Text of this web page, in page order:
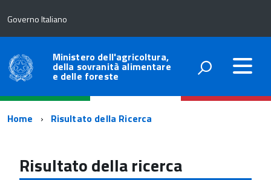
Governo Italiano
Ministero dell'agricoltura,
della sovranità alimentare
e delle foreste
Percorso
navigazione
Home Risultato della Ricerca
Risultato della ricerca